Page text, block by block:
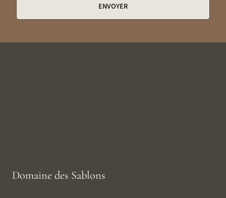
ENVOYER
Domaine des Sablons